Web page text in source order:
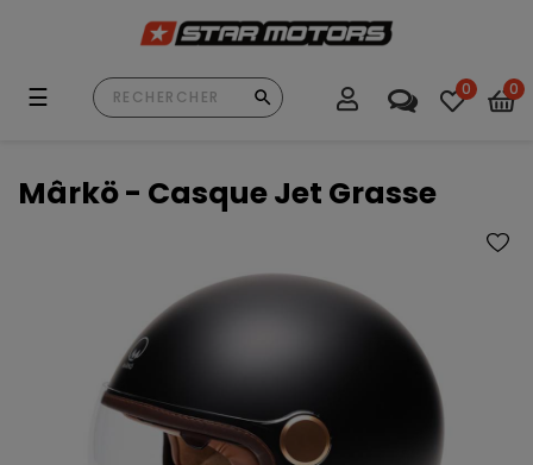
Basculer
☰ 0 0
Mârkö - Casque Jet Grasse